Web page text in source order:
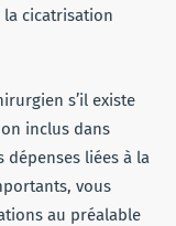
la cicatrisation
s’il existe
inclus dans
dépenses liées à la
vous
au préalable